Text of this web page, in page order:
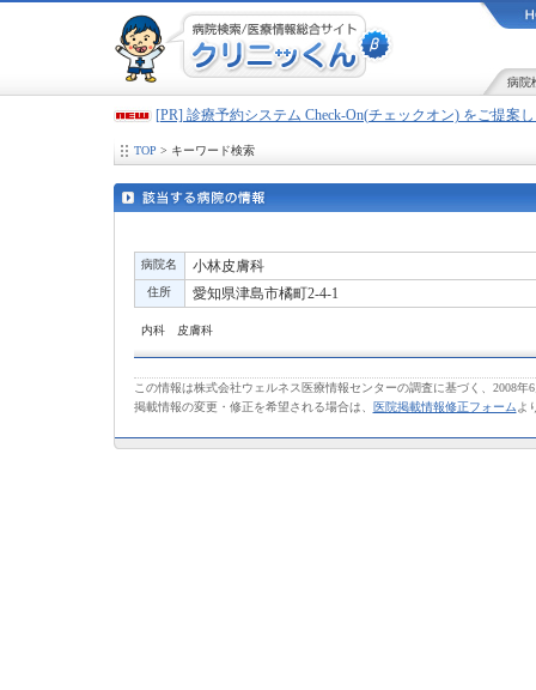
病院
[PR] 診療予約システム Check-On(チェックオン) をご提案
TOP > キーワード検索
病院名 小林皮膚科
住所 愛知県津島市橘町2-4-1
内科 皮膚科
この情報は株式会社ウェルネス医療情報センターの調査に基づく、2008年
掲載情報の変更・修正を希望される場合は、
医院掲載情報修正フォーム よ